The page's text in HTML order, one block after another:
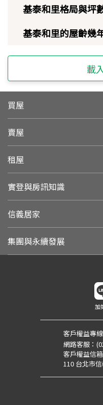
基泰和里格局與坪
基泰和里的屋齡幾
載
買屋
賣屋
租屋
實登與房訊知識
信義居家
集團與永續發展
加
客戶權益專線
網路客服：
客戶權益信箱
110 台北市